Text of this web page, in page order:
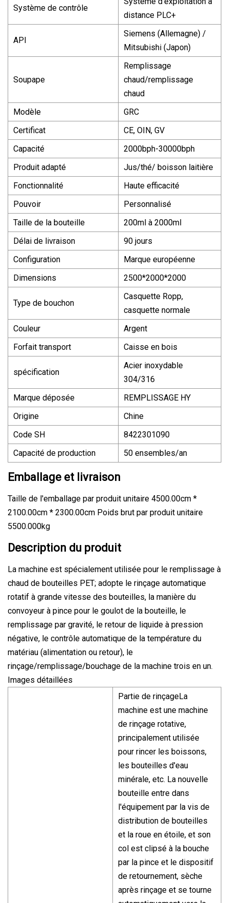
Système de contrôle
distance PLC+
API
Siemens (Allemagne) /
Mitsubishi (Japon)
Soupape
Remplissage
chaud/remplissage
chaud
Modèle
GRC
Certificat
CE, OIN, GV
Capacité
2000bph-30000bph
Produit adapté
Jus/thé/ boisson laitière
Fonctionnalité
Haute efficacité
Pouvoir
Personnalisé
Taille de la bouteille
200ml à 2000ml
Délai de livraison
90 jours
Configuration
Marque européenne
Dimensions
2500*2000*2000
Type de bouchon
Casquette Ropp,
casquette normale
Couleur
Argent
Forfait transport
Caisse en bois
spécification
Acier inoxydable
304/316
Marque déposée
REMPLISSAGE HY
Origine
Chine
Code SH
8422301090
Capacité de production
50 ensembles/an
Emballage et livraison
Taille de l'emballage par produit unitaire 4500.00cm *
2100.00cm * 2300.00cm Poids brut par produit unitaire
5500.000kg
Description du produit
La machine est spécialement utilisée pour le remplissage à
chaud de bouteilles PET; adopte le rinçage automatique
rotatif à grande vitesse des bouteilles, la manière du
convoyeur à pince pour le goulot de la bouteille, le
remplissage par gravité, le retour de liquide à pression
négative, le contrôle automatique de la température du
matériau (alimentation ou retour), le
rinçage/remplissage/bouchage de la machine trois en un.
Images détaillées
Partie de rinçageLa
machine est une machine
de rinçage rotative,
principalement utilisée
pour rincer les boissons,
les bouteilles d'eau
minérale, etc. La nouvelle
bouteille entre dans
l'équipement par la vis de
distribution de bouteilles
et la roue en étoile, et son
col est clipsé à la bouche
par la pince et le dispositif
de retournement, sèche
après rinçage et se tourne